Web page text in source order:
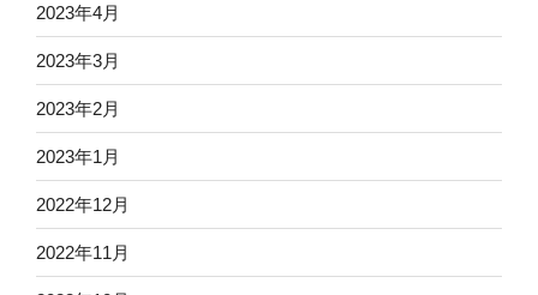
2023年4月
2023年3月
2023年2月
2023年1月
2022年12月
2022年11月